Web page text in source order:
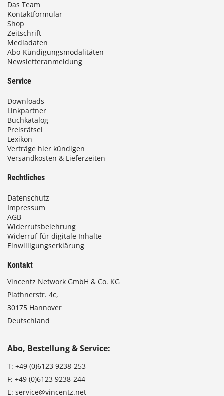
€
Das Team
Kontaktformular
Shop
Zeitschrift
Mediadaten
Abo-Kündigungsmodalitäten
Newsletteranmeldung
Service
Downloads
Linkpartner
Buchkatalog
Preisrätsel
Lexikon
Verträge hier kündigen
Versandkosten & Lieferzeiten
Rechtliches
Datenschutz
Impressum
AGB
Widerrufsbelehrung
Widerruf für digitale Inhalte
Einwilligungserklärung
Kontakt
Vincentz Network GmbH & Co. KG
Plathnerstr. 4c,
30175 Hannover
Deutschland
Abo, Bestellung & Service:
T: +49 (0)6123 9238-253
F: +49 (0)6123 9238-244
E: service@vincentz.net